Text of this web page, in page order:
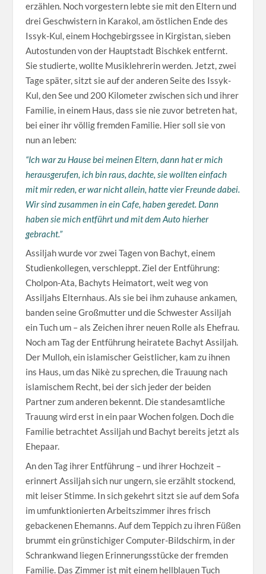
erzählen. Noch vorgestern lebte sie mit den Eltern und
drei Geschwistern in Karakol, am östlichen Ende des
Issyk-Kul, einem Hochgebirgssee in Kirgistan, sieben
Autostunden von der Hauptstadt Bischkek entfernt.
Sie studierte, wollte Musiklehrerin werden. Jetzt, zwei
Tage später, sitzt sie auf der anderen Seite des Issyk-
Kul, den See und 200 Kilometer zwischen sich und ihrer
Familie, in einem Haus, dass sie nie zuvor betreten hat,
bei einer ihr völlig fremden Familie. Hier soll sie von
nun an leben:
“Ich war zu Hause bei meinen Eltern, dann hat er mich
herausgerufen, ich bin raus, dachte, sie wollten einfach
mit mir reden, er war nicht allein, hatte vier Freunde dabei.
Wir sind zusammen in ein Cafe, haben geredet. Dann
haben sie mich entführt und mit dem Auto hierher
gebracht.”
Assiljah wurde vor zwei Tagen von Bachyt, einem
Studienkollegen, verschleppt. Ziel der Entführung:
Cholpon-Ata, Bachyts Heimatort, weit weg von
Assiljahs Elternhaus. Als sie bei ihm zuhause ankamen,
banden seine Großmutter und die Schwester Assiljah
ein Tuch um – als Zeichen ihrer neuen Rolle als Ehefrau.
Noch am Tag der Entführung heiratete Bachyt Assiljah.
Der Mulloh, ein islamischer Geistlicher, kam zu ihnen
ins Haus, um das Nikè zu sprechen, die Trauung nach
islamischem Recht, bei der sich jeder der beiden
Partner zum anderen bekennt. Die standesamtliche
Trauung wird erst in ein paar Wochen folgen. Doch die
Familie betrachtet Assiljah und Bachyt bereits jetzt als
Ehepaar.
An den Tag ihrer Entführung – und ihrer Hochzeit –
erinnert Assiljah sich nur ungern, sie erzählt stockend,
mit leiser Stimme. In sich gekehrt sitzt sie auf dem Sofa
im umfunktionierten Arbeitszimmer ihres frisch
gebackenen Ehemanns. Auf dem Teppich zu ihren Füßen
brummt ein grünstichiger Computer-Bildschirm, in der
Schrankwand liegen Erinnerungsstücke der fremden
Familie. Das Zimmer ist mit einem hellblauen Tuch